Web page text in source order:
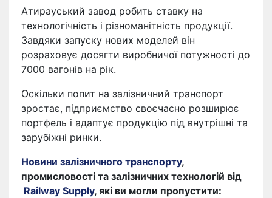
Атирауський завод робить ставку на
технологічність і різноманітність продукції.
Завдяки запуску нових моделей він
розраховує досягти виробничої потужності до
7000 вагонів на рік.
Оскільки попит на залізничний транспорт
зростає, підприємство своєчасно розширює
портфель і адаптує продукцію під внутрішні та
зарубіжні ринки.
Новини залізничного транспорту,
промисловості та залізничних технологій від
Railway Supply, які ви могли пропустити: